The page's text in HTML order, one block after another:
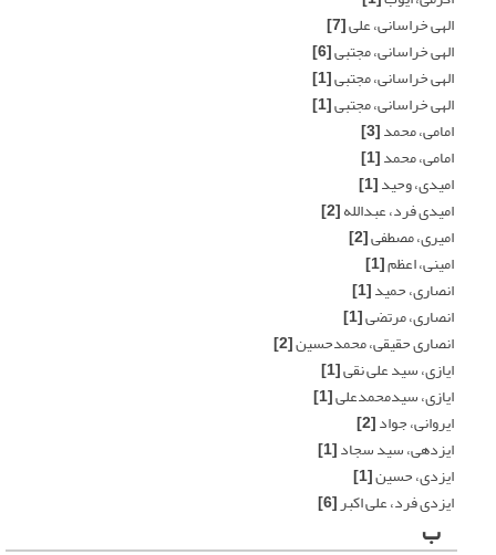
الهی خراسانی، علی[7]
الهی خراسانی، مجتبی[6]
الهی خراسانی، مجتبی[1]
الهی خراسانی، مجتبی[1]
امامی، محمد[3]
امامی، محمد[1]
امیدی، وحید[1]
امیدی فرد، عبدالله[2]
امیری، مصطفی[2]
امینی، اعظم[1]
انصاری، حمید[1]
انصاری، مرتضی[1]
انصاری حقیقی، محمدحسین[2]
ایازی، سید علی نقی[1]
ایازی، سیدمحمدعلی[1]
ایروانی، جواد[2]
ایزدهی، سید سجاد[1]
ایزدی، حسین[1]
ایزدی فرد، علی اکبر[6]
ب